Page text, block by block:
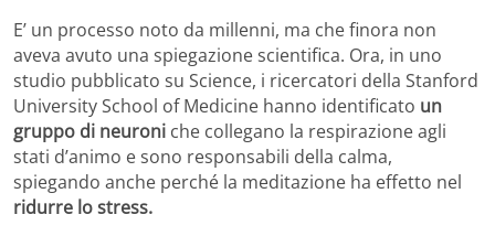
E’ un processo noto da millenni, ma che finora non
aveva avuto una spiegazione scientifica. Ora, in uno
studio pubblicato su Science, i ricercatori della Stanford
University School of Medicine hanno identificato un
gruppo di neuroni che collegano la respirazione agli
stati d’animo e sono responsabili della calma,
spiegando anche perché la meditazione ha effetto nel
ridurre lo stress.